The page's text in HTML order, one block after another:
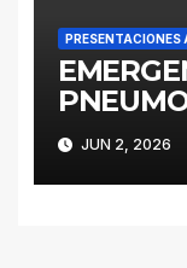
PRESENTACIONES
UNIDAD
JUN 2, 2026